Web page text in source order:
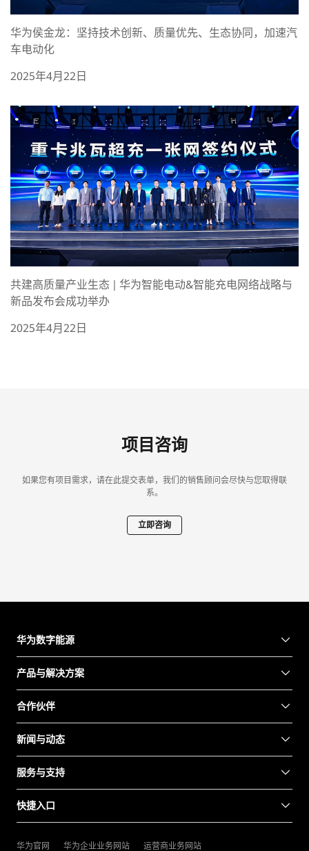
华为侯金龙：坚持技术创新、质量优先、生态协同，加速汽
车电动化
2025年4月22日
共建高质量产业生态 | 华为智能电动&智能充电网络战略与
新品发布会成功举办
2025年4月22日
项目咨询
如果您有项目需求，请在此提交表单，我们的销售顾问会尽快与您取得联
系。
立即咨询
华为数字能源
产品与解决方案
合作伙伴
新闻与动态
服务与支持
快捷入口
华为官网 华为企业业务网站 运营商业务网站